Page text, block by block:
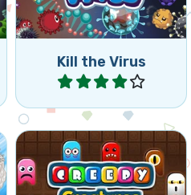
Kill the Virus
Jugar
Conecta 4 o más de las
mismas criaturas.